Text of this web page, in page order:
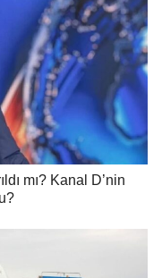
mı? Kanal D’nin